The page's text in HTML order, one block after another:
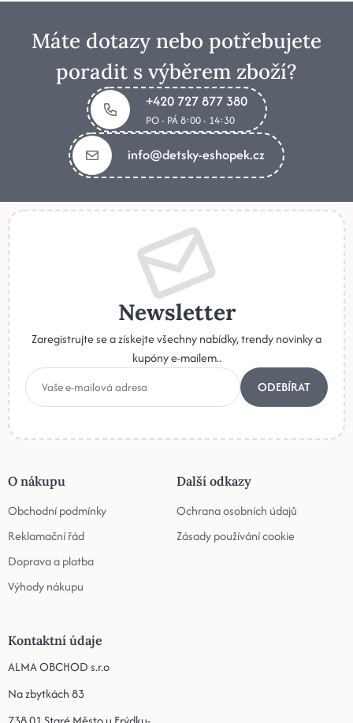
Máte dotazy nebo potřebujete
poradit s výběrem zboží?
+420 727 877 380
PO - PÁ 8:00 - 14:30
info@detsky-eshopek.cz
Newsletter
Zaregistrujte se a získejte všechny nabídky, trendy novinky a
kupóny e-mailem..
ODEBÍRAT
O nákupu
Obchodní podmínky
Reklamační řád
Doprava a platba
Výhody nákupu
Další odkazy
Ochrana osobních údajů
Zásady používání cookie
Kontaktní údaje
ALMA OBCHOD s.r.o
Na zbytkách 83